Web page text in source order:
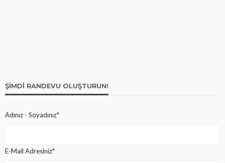
ŞIMDI RANDEVU OLUŞTURUN!
Adınız - Soyadınız*
E-Mail Adresiniz*